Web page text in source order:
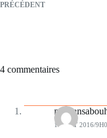
PRÉCÉDENT
4 commentaires
1 AOÛT 2016/